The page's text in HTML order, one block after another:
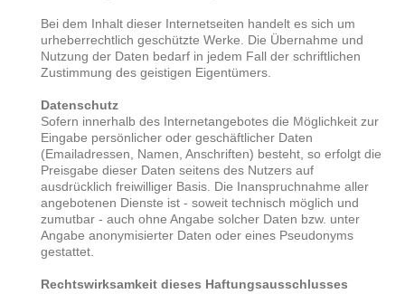
Bei dem Inhalt dieser Internetseiten handelt es sich um
urheberrechtlich geschützte Werke. Die Übernahme und
Nutzung der Daten bedarf in jedem Fall der schriftlichen
Zustimmung des geistigen Eigentümers.
Datenschutz
Sofern innerhalb des Internetangebotes die Möglichkeit zur
Eingabe persönlicher oder geschäftlicher Daten
(Emailadressen, Namen, Anschriften) besteht, so erfolgt die
Preisgabe dieser Daten seitens des Nutzers auf
ausdrücklich freiwilliger Basis. Die Inanspruchnahme aller
angebotenen Dienste ist - soweit technisch möglich und
zumutbar - auch ohne Angabe solcher Daten bzw. unter
Angabe anonymisierter Daten oder eines Pseudonyms
gestattet.
Rechtswirksamkeit dieses Haftungsausschlusses